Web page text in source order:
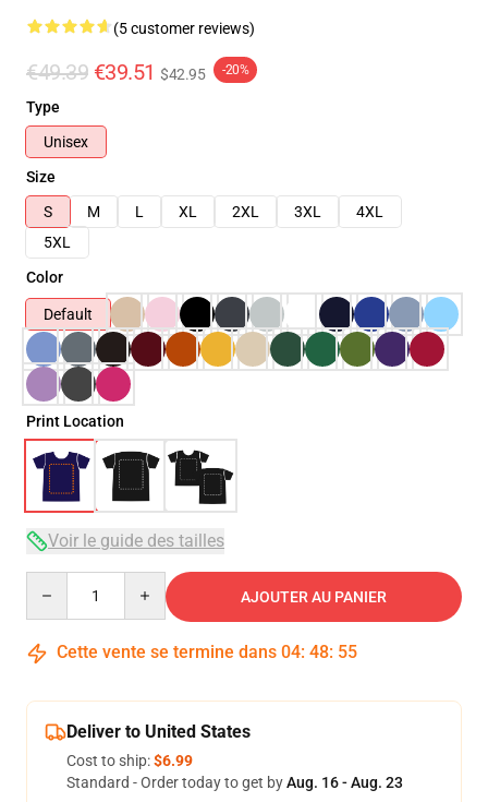
(5 customer reviews)
€49.39 €39.51 $42.95 -20%
Type
Unisex
Size
S
M L XL 2XL 3XL
4XL
5XL
Color
Default
Print Location
Voir le guide des tailles
AJOUTER AU PANIER
Cette vente se termine dans 04: 48: 54
Deliver to United States
Cost to ship:$6.99
Standard - Order today to get byAug. 16 - Aug. 23